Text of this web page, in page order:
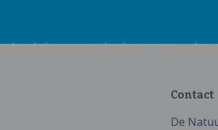
circulaire samenleving
Contact
De